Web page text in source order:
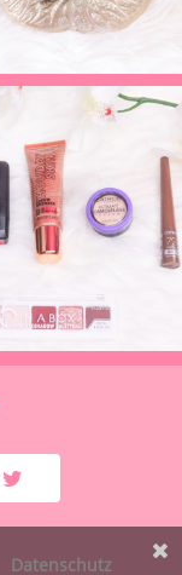
Datenschutz